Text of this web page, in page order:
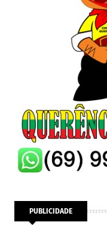
PUBLICIDADE